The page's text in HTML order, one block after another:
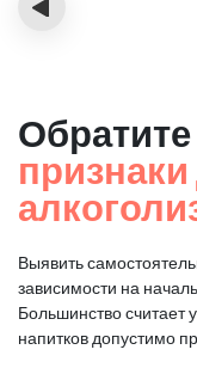
‹
признаки
Выявить
зависимости на
Большинство считает
напитков допустимо